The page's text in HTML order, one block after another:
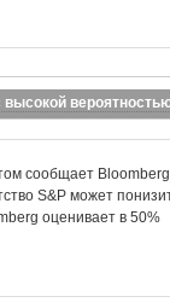
высокой
сообщает
S&P может
оценивает в 50%